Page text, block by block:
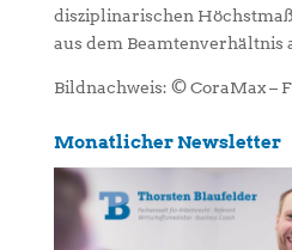
disziplinarischen
aus dem Beamtenverhältnis
Bildnachweis: © CoraMax –
Monatlicher Newsletter